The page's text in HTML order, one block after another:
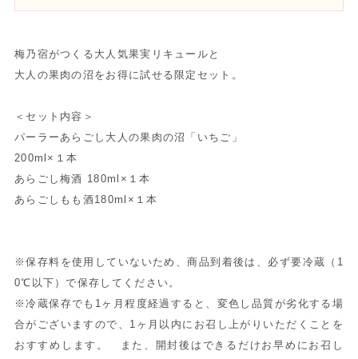
梅乃宿がつくる大人気果実リキュールと
大人の果肉の沼をお得に試せる限定セット。
＜セット内容＞
パーラーあらごし大人の果肉の沼「いちご」
200ml×１本
あらごし梅酒 180ml×１本
あらごしもも酒180ml×１本
※保存料を使用していないため、商品到着後は、必ず要冷蔵（1
0℃以下）で保存してください。
※冷蔵保存でも1ヶ月程度経過すると、変色し品質が劣化する場
合がございますので、1ヶ月以内にお召し上がりいただくことを
おすすめします。 また、開封後はできるだけお早めにお召し